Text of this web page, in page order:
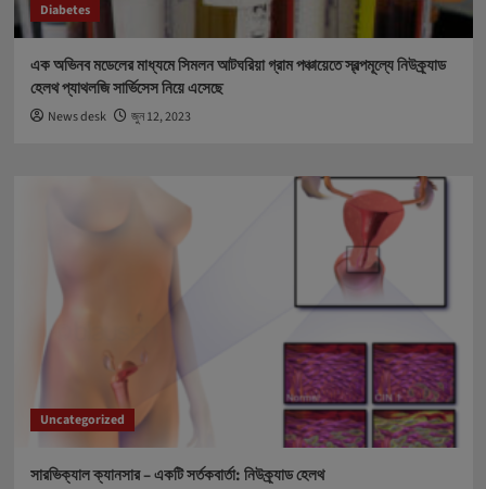
Diabetes
এক অভিনব মডেলের মাধ্যমে সিমলন আটঘরিয়া গ্রাম পঞ্চায়েতে স্বল্পমূল্যে নিউক্র্যাড
হেলথ প্যাথলজি সার্ভিসেস নিয়ে এসেছে
News desk জুন 12, 2023
Uncategorized
সারভিক্যাল ক্যানসার – একটি সর্তকবার্তা: নিউক্র্যাড হেলথ